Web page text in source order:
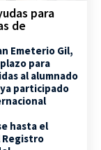
para
de
Emeterio Gil,
para
al alumnado
participado
hasta el
Registro